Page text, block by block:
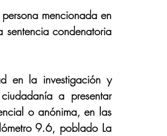
mencionada en
sentencia condenatoria
en la investigación y
a presentar
o anónima, en las
9.6, poblado La